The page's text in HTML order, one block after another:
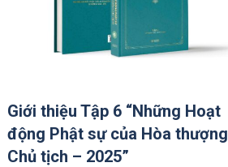
Giới thiệu Tập 6 “Những Hoạt
động Phật sự của Hòa thượng
Chủ tịch – 2025”